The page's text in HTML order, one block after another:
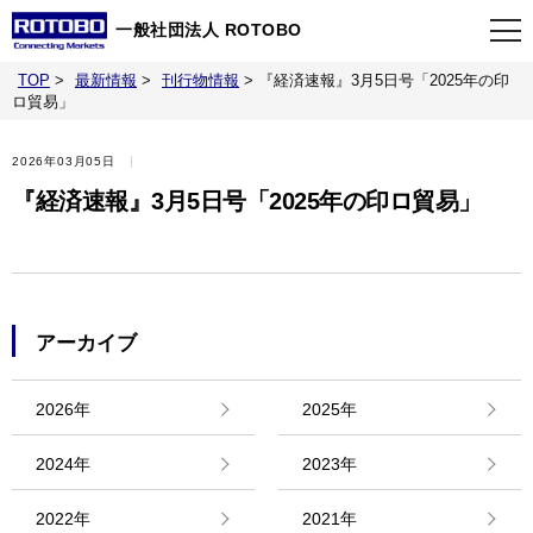
一般社団法人 ROTOBO
TOP
最新情報
刊行物
TOP > 最新情報 > 刊行物情報 >
『経済速報』3月5日号「2025年の印
ロ貿易」
2026年03月05日
『経済速報』3月5日号「2025年の印ロ貿易」
アーカイブ
2026年 2025年
2024年 2023年
2022年 2021年